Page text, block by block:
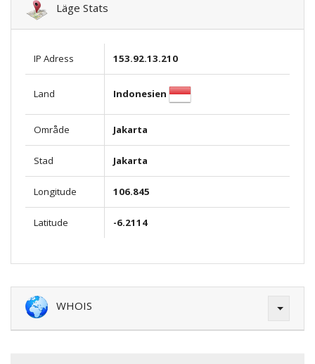
Läge Stats
IP Adress 153.92.13.210
Land Indonesien
Område Jakarta
Stad Jakarta
Longitude 106.845
Latitude -6.2114
WHOIS